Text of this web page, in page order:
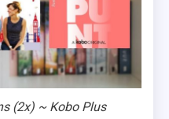
(2x) ~ Kobo Plus